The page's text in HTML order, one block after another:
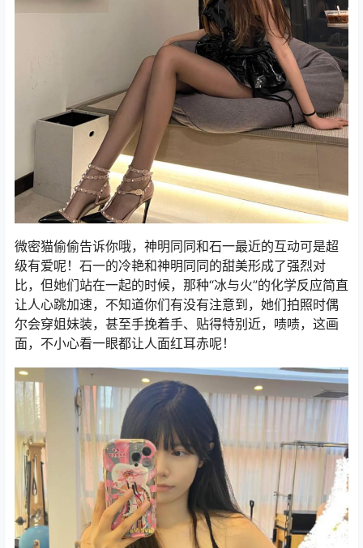
微密猫偷偷告诉你哦，神明同同和石一最近的互动可是超
级有爱呢！石一的冷艳和神明同同的甜美形成了强烈对
比，但她们站在一起的时候，那种“冰与火”的化学反应简直
让人心跳加速，不知道你们有没有注意到，她们拍照时偶
尔会穿姐妹装，甚至手挽着手、贴得特别近，啧啧，这画
面，不小心看一眼都让人面红耳赤呢！